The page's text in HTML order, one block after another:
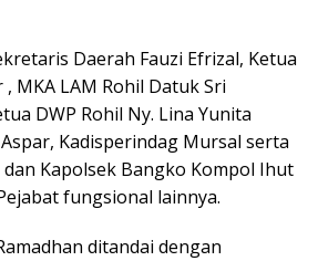
Daerah Fauzi Efrizal, Ketua
, MKA LAM Rohil Datuk Sri
DWP Rohil Ny. Lina Yunita
Kadisperindag Mursal serta
dan Kapolsek Bangko Kompol Ihut
fungsional lainnya.
ditandai dengan